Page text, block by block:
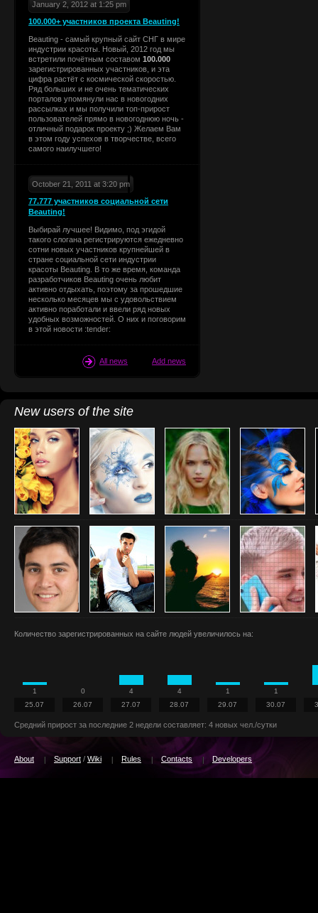
January 2, 2012 at 1:25 pm
100.000+ участников проекта Beauting!
Beauting - самый крупный сайт СНГ в мире
индустрии красоты. Новый, 2012 год мы
встретили почётным составом 100.000
зарегистрированных участников, и эта
цифра растёт с космической скоростью.
Ряд больших и не очень тематических
порталов упомянули нас в новогодних
рассылках и мы получили топ-прирост
пользователей прямо в новогоднюю ночь -
отличный подарок проекту ;) Желаем Вам
в этом году успехов в творчестве, всего
самого наилучшего!
October 21, 2011 at 3:20 pm
77.777 участников социальной сети
Beauting!
Выбирай лучшее! Видимо, под эгидой
такого слогана регистрируются ежедневно
сотни новых участников крупнейшей в
стране социальной сети индустрии
красоты Beauting. В то же время, команда
разработчиков Beauting очень любит
активно отдыхать, поэтому за прошедшие
несколько месяцев мы с удовольствием
активно поработали и ввели ряд новых
удобных возможностей. О них и поговорим
в этой новости :tender:
Add news
All news
New users of the site
Количество зарегистрированных на сайте людей увеличилось на:
1
25.07
0
26.07
4
27.07
4
28.07
1
29.07
1
30.07
Средний прирост за последние 2 недели составляет: 4 новых чел./сутки
About Support / Wiki Rules Contacts Developers